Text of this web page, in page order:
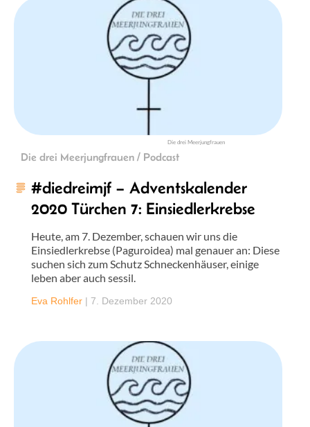
Die drei Meerjungfrauen
Die drei Meerjungfrauen / Podcast
#diedreimjf – Adventskalender
2020 Türchen 7: Einsiedlerkrebse
Heute, am 7. Dezember, schauen wir uns die
Einsiedlerkrebse (Paguroidea) mal genauer an: Diese
suchen sich zum Schutz Schneckenhäuser, einige
leben aber auch sessil.
Eva Rohlfer | 7. Dezember 2020